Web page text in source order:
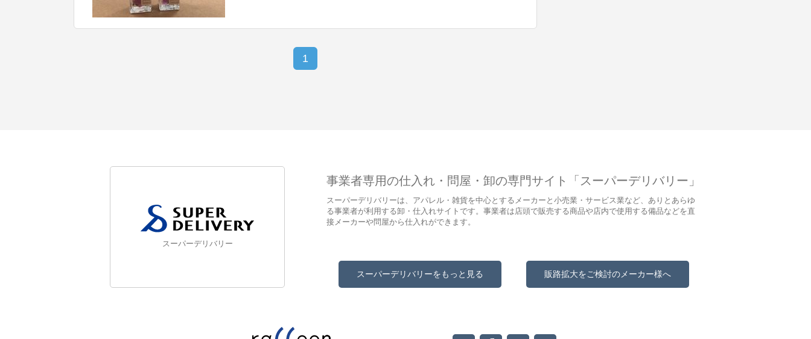
1
スーパーデリバリー
事業者専用の仕入れ・問屋・卸の専門サイト「スーパーデリバリー」
スーパーデリバリーは、アパレル・雑貨を中心とするメーカーと小売業・サービス業など、ありとあらゆ
る事業者が利用する卸・仕入れサイトです。事業者は店頭で販売する商品や店内で使用する備品などを直
接メーカーや問屋から仕入れができます。
スーパーデリバリーをもっと見る 販路拡大をご検討のメーカー様へ